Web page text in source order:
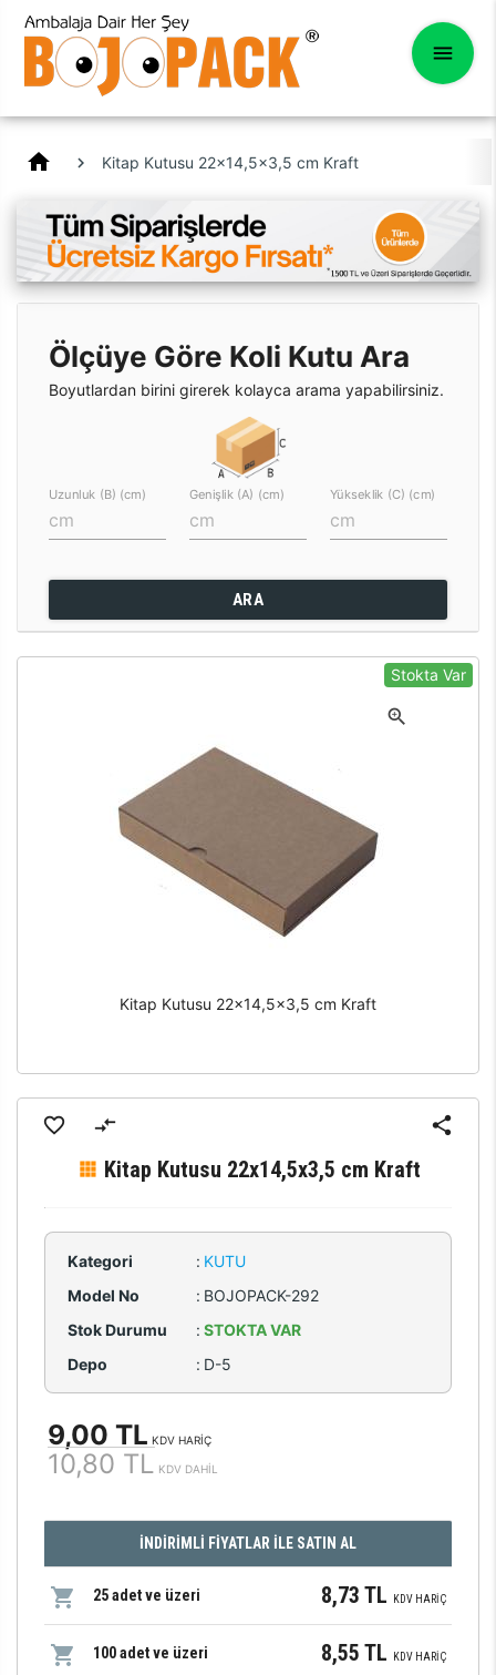
home Kitap Kutusu 22x14,5x3,5 cm Kraft
Ölçüye Göre Koli Kutu Ara
Boyutlardan birini girerek kolayca arama yapabilirsiniz.
Uzunluk (B) (cm) Genişlik (A) (cm) Yükseklik (C) (cm)
ARA
Stokta Var
Kitap Kutusu 22x14,5x3,5 cm Kraft
Kitap Kutusu 22x14,5x3,5 cm Kraft
Kategori : KUTU
Model No
: BOJOPACK-292
Stok Durumu
: STOKTA VAR
Depo
: D-5
9,00 TL KDV HARİÇ
10,80 TL KDV DAHİL
İNDİRİMLİ FİYATLAR İLE SATIN AL
25 adet ve üzeri 8,73 TL KDV HARİÇ
100 adet ve üzeri 8,55 TL KDV HARİÇ